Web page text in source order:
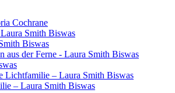
Cochrane
Smith Biswas
Biswas
aus der Ferne - Laura Smith Biswas
Lichtfamilie – Laura Smith Biswas
– Laura Smith Biswas